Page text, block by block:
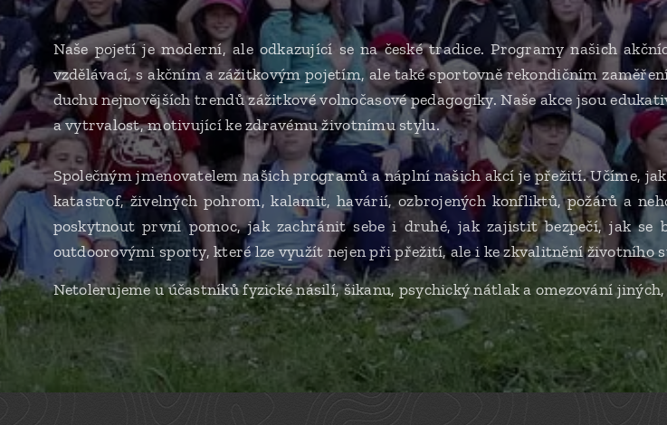
Naše pojetí je moderní, ale odkazující se na české tradice. Programy našich
vzdělávací, s akčním a zážitkovým pojetím, ale také sportovně rekondičním
duchu nejnovějších trendů zážitkové volnočasové pedagogiky. Naše akce jsou
a vytrvalost, motivující ke zdravému životnímu stylu.
Společným jmenovatelem našich programů a náplní našich akcí je přežití. Učíme,
katastrof, živelných pohrom, kalamit, havárií, ozbrojených konfliktů, požárů a
poskytnout první pomoc, jak zachránit sebe i druhé, jak zajistit bezpečí, jak se
outdoorovými sporty, které lze využít nejen při přežití, ale i ke zkvalitnění životního
Netolerujeme u účastníků fyzické násilí, šikanu, psychický nátlak a omezování